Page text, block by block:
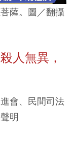
薩。圖／翻攝
人無異，
會、民間司法
明